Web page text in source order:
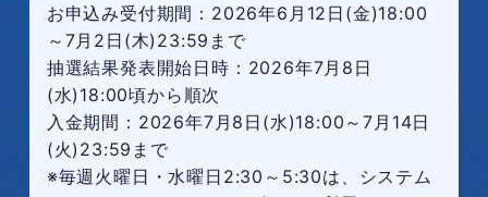
お申込み受付期間：2026年6月12日(金)18:00
～7月2日(木)23:59まで
抽選結果発表開始日時：2026年7月8日
(水)18:00頃から順次
入金期間：2026年7月8日(水)18:00～7月14日
(火)23:59まで
※毎週火曜日・水曜日2:30～5:30は、システム